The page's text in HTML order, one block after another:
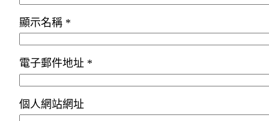
顯示名稱 *
電子郵件地址 *
個人網站網址